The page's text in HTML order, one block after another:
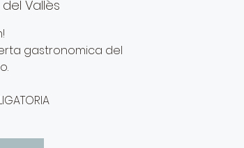
Vallès
gastronomica del
FREE ENTRY - CONSUMICIÓ OBLIGATORIA